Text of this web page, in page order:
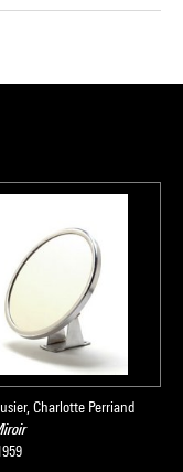
Charlotte Perriand